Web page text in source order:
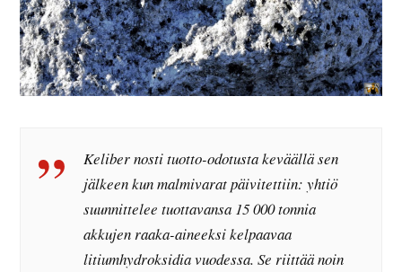
Keliber nosti tuotto-odotusta keväällä sen
jälkeen kun malmivarat päivitettiin: yhtiö
suunnittelee tuottavansa 15 000 tonnia
akkujen raaka-aineeksi kelpaavaa
litiumhydroksidia vuodessa. Se riittää noin